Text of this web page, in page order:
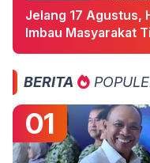
Jelang 17 Agustus,
Imbau Masyarakat
BERITA
01